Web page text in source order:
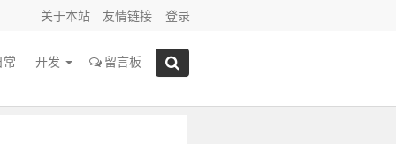
关于本站 友情链接 登录
常 开发 留言板